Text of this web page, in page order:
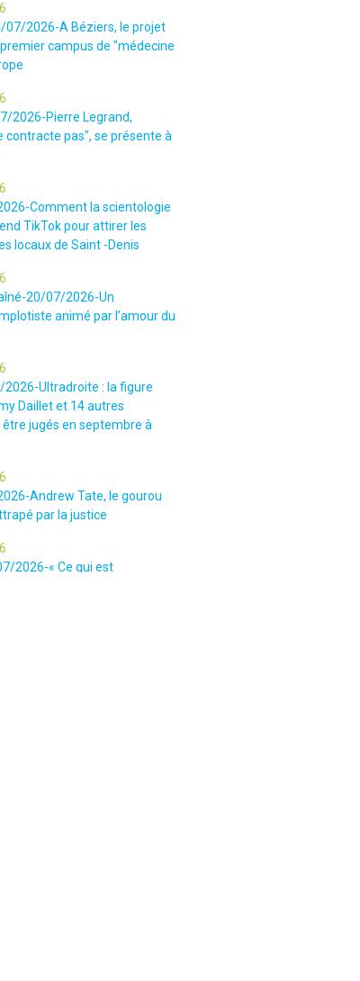
07/2026-A Béziers, le projet
campus de "médecine
2026-Pierre Legrand,
contracte pas", se présente à
Comment la scientologie
TikTok pour attirer les
locaux de Saint -Denis
20/07/2026-Un
animé par l’amour du
Ultradroite : la figure
Daillet et 14 autres
jugés en septembre à
Andrew Tate, le gourou
par la justice
2026-« Ce qui est